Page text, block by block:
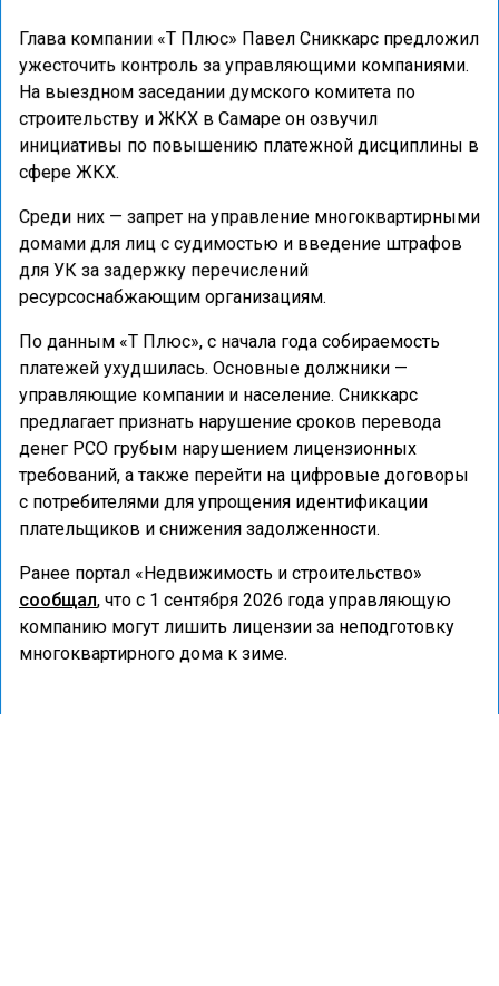
Глава компании «Т Плюс» Павел Сниккарс предложил
ужесточить контроль за управляющими компаниями.
На выездном заседании думского комитета по
строительству и ЖКХ в Самаре он озвучил
инициативы по повышению платежной дисциплины в
сфере ЖКХ.
Среди них — запрет на управление многоквартирными
домами для лиц с судимостью и введение штрафов
для УК за задержку перечислений
ресурсоснабжающим организациям.
По данным «Т Плюс», с начала года собираемость
платежей ухудшилась. Основные должники —
управляющие компании и население. Сниккарс
предлагает признать нарушение сроков перевода
денег РСО грубым нарушением лицензионных
требований, а также перейти на цифровые договоры
с потребителями для упрощения идентификации
плательщиков и снижения задолженности.
Ранее портал «Недвижимость и строительство»
сообщал, что с 1 сентября 2026 года управляющую
компанию могут лишить лицензии за неподготовку
многоквартирного дома к зиме.